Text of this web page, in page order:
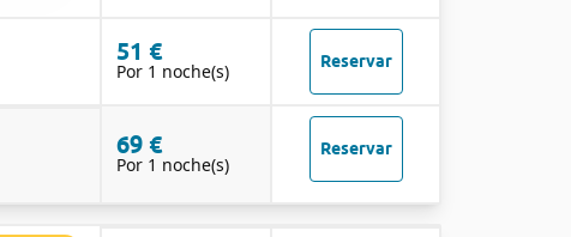
51 €
Por 1 noche(s) Reservar
69 €
Por 1 noche(s)
Reservar